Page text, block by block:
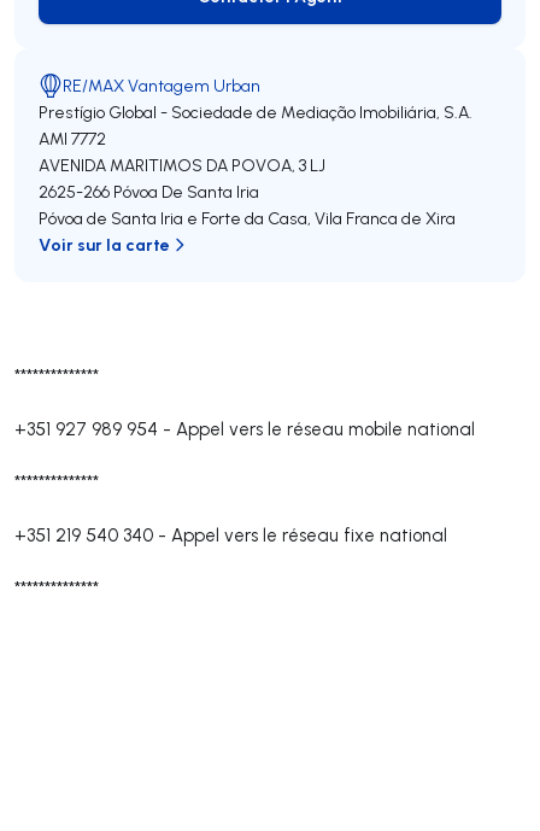
**************
+351 927 989 954 - Appel vers le réseau mobile national
**************
+351 219 540 340 - Appel vers le réseau fixe national
**************
Contacter l’Agent
RE/MAX Vantagem Urban
Prestígio Global - Sociedade de Mediação Imobiliária, S.A.
AMI 7772
AVENIDA MARITIMOS DA POVOA, 3 LJ
2625-266 Póvoa De Santa Iria
Póvoa de Santa Iria e Forte da Casa, Vila Franca de Xira
Voir sur la carte